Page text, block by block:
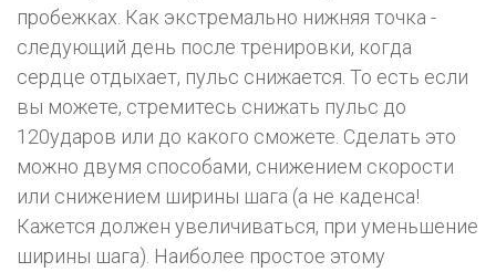
пробежках. Как экстремально нижняя точка -
следующий день после тренировки, когда
сердце отдыхает, пульс снижается. То есть если
вы можете, стремитесь снижать пульс до
120ударов или до какого сможете. Сделать это
можно двумя способами, снижением скорости
или снижением ширины шага (а не каденса!
Кажется должен увеличиваться, при уменьшение
ширины шага). Наиболее простое этому